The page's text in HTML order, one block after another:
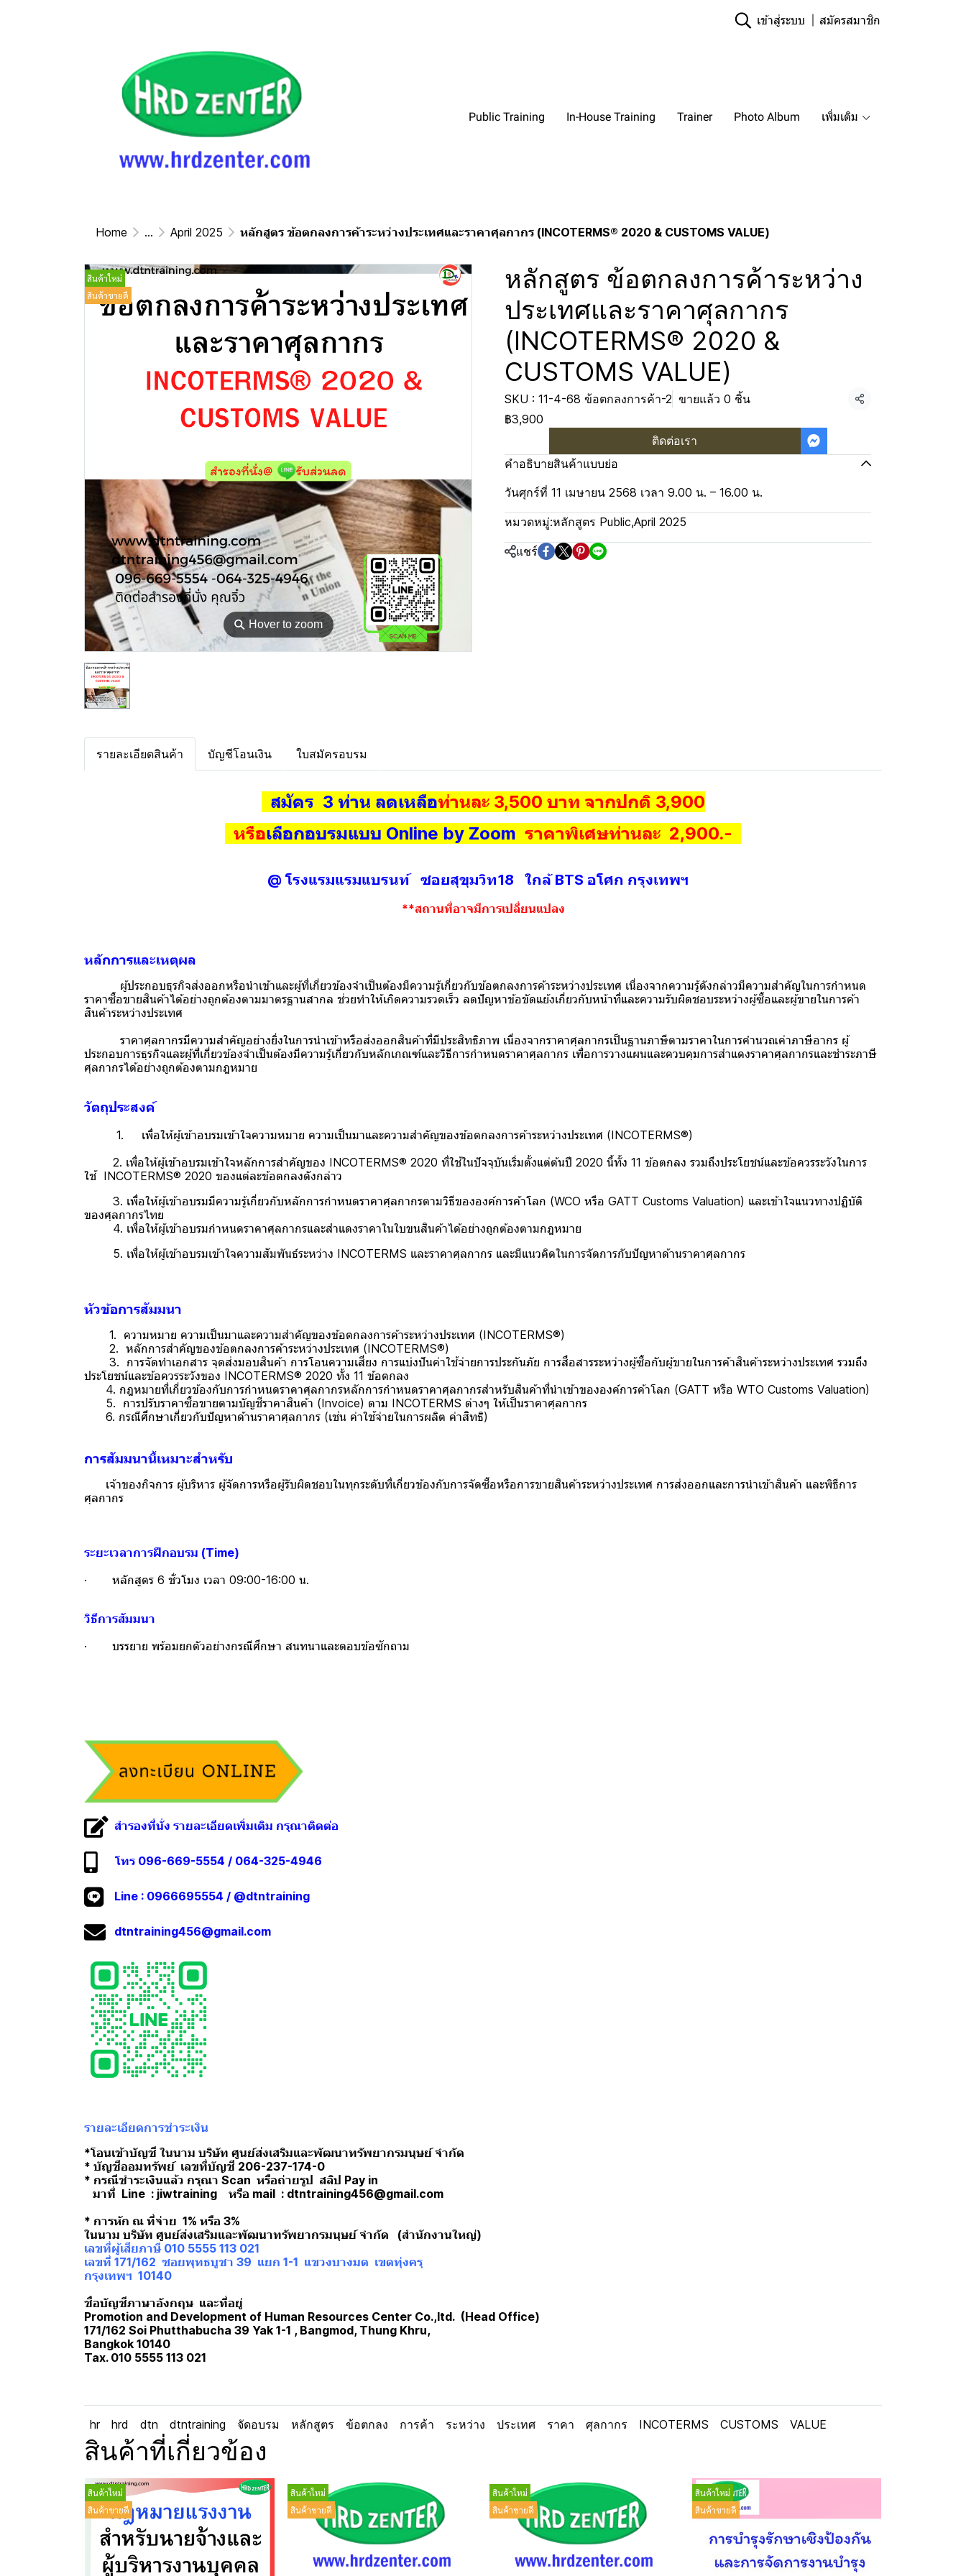
เข้าสู่ระบบ สมัครสมาชิก
Public Training In-House Training Trainer Photo Album เพิ่มเติม
Home ... April 2025 หลักสูตร ข้อตกลงการค้าระหว่างประเทศและราคาศุลกากร (INCOTERMS® 2020 & CUSTOMS VALUE)
⚲ Hover to zoom
สินค้าใหม่
สินค้าขายดี
หลักสูตร ข้อตกลงการค้าระหว่าง
ประเทศและราคาศุลกากร
(INCOTERMS® 2020 &
CUSTOMS VALUE)
SKU : 11-4-68 ข้อตกลงการค้า-2 ขายแล้ว 0 ชิ้น แชร์
฿3,900
ติดต่อเรา
คำอธิบายสินค้าแบบย่อ
วันศุกร์ที่ 11 เมษายน 2568 เวลา 9.00 น. – 16.00 น.
หมวดหมู่:หลักสูตร Public,April 2025
แชร์
รายละเอียดสินค้า บัญชีโอนเงิน ใบสมัครอบรม
สมัคร 3 ท่าน ลดเหลือท่านละ 3,500 บาท จากปกติ 3,900
หรือเลือกอบรมแบบ Online by Zoom ราคาพิเศษท่านละ 2,900.-
@ โรงแรมแรมแบรนท์ ซอยสุขุมวิท18 ใกล้ BTS อโศก กรุงเทพฯ
**สถานที่อาจมีการเปลี่ยนแปลง
หลักการและเหตุผล
ผู้ประกอบธุรกิจส่งออกหรือนำเข้าและผู้ที่เกี่ยวข้องจำเป็นต้องมีความรู้เกี่ยวกับข้อตกลงการค้าระหว่างประเทศ เนื่องจากความรู้ดังกล่าวมีความสำคัญในการกำหนด
ราคาซื้อขายสินค้าได้อย่างถูกต้องตามมาตรฐานสากล ช่วยทำให้เกิดความรวดเร็ว ลดปัญหาข้อขัดแย้งเกี่ยวกับหน้าที่และความรับผิดชอบระหว่างผู้ซื้อและผู้ขายในการค้า
สินค้าระหว่างประเทศ
ราคาศุลกากรมีความสำคัญอย่างยิ่งในการนำเข้าหรือส่งออกสินค้าที่มีประสิทธิภาพ เนื่องจากราคาศุลกากรเป็นฐานภาษีตามราคาในการคำนวณค่าภาษีอากร ผู้
ประกอบการธุรกิจและผู้ที่เกี่ยวข้องจำเป็นต้องมีความรู้เกี่ยวกับหลักเกณฑ์และวิธีการกำหนดราคาศุลกากร เพื่อการวางแผนและควบคุมการสำแดงราคาศุลกากรและชำระภาษี
ศุลกากรได้อย่างถูกต้องตามกฎหมาย
วัตถุประสงค์
1. เพื่อให้ผู้เข้าอบรมเข้าใจความหมาย ความเป็นมาและความสำคัญของข้อตกลงการค้าระหว่างประเทศ (INCOTERMS®)
2. เพื่อให้ผู้เข้าอบรมเข้าใจหลักการสำคัญของ INCOTERMS® 2020 ที่ใช้ในปัจจุบันเริ่มตั้งแต่ต้นปี 2020 นี้ทั้ง 11 ข้อตกลง รวมถึงประโยชน์และข้อควรระวังในการ
ใช้ INCOTERMS® 2020 ของแต่ละข้อตกลงดังกล่าว
3. เพื่อให้ผู้เข้าอบรมมีความรู้เกี่ยวกับหลักการกำหนดราคาศุลกากรตามวิธีขององค์การค้าโลก (WCO หรือ GATT Customs Valuation) และเข้าใจแนวทางปฏิบัติ
ของศุลกากรไทย
4. เพื่อให้ผู้เข้าอบรมกำหนดราคาศุลกากรและสำแดงราคาในใบขนสินค้าได้อย่างถูกต้องตามกฎหมาย
5. เพื่อให้ผู้เข้าอบรมเข้าใจความสัมพันธ์ระหว่าง INCOTERMS และราคาศุลกากร และมีแนวคิดในการจัดการกับปัญหาด้านราคาศุลกากร
หัวข้อการสัมมนา
1. ความหมาย ความเป็นมาและความสำคัญของข้อตกลงการค้าระหว่างประเทศ (INCOTERMS®)
2. หลักการสำคัญของข้อตกลงการค้าระหว่างประเทศ (INCOTERMS®)
3. การจัดทำเอกสาร จุดส่งมอบสินค้า การโอนความเสี่ยง การแบ่งปันค่าใช้จ่ายการประกันภัย การสื่อสารระหว่างผู้ซื้อกับผู้ขายในการค้าสินค้าระหว่างประเทศ รวมถึง
ประโยชน์และข้อควรระวังของ INCOTERMS® 2020 ทั้ง 11 ข้อตกลง
4. กฎหมายที่เกี่ยวข้องกับการกำหนดราคาศุลกากรหลักการกำหนดราคาศุลกากรสำหรับสินค้าที่นำเข้าขององค์การค้าโลก (GATT หรือ WTO Customs Valuation)
5. การปรับราคาซื้อขายตามบัญชีราคาสินค้า (Invoice) ตาม INCOTERMS ต่างๆ ให้เป็นราคาศุลกากร
6. กรณีศึกษาเกี่ยวกับปัญหาด้านราคาศุลกากร (เช่น ค่าใช้จ่ายในการผลิต ค่าสิทธิ)
การสัมมนานี้เหมาะสำหรับ
เจ้าของกิจการ ผู้บริหาร ผู้จัดการหรือผู้รับผิดชอบในทุกระดับที่เกี่ยวข้องกับการจัดซื้อหรือการขายสินค้าระหว่างประเทศ การส่งออกและการนำเข้าสินค้า และพิธีการ
ศุลกากร
ระยะเวลาการฝึกอบรม (Time)
· หลักสูตร 6 ชั่วโมง เวลา 09:00-16:00 น.
วิธีการสัมมนา
· บรรยาย พร้อมยกตัวอย่างกรณีศึกษา สนทนาและตอบข้อซักถาม
สำรองที่นั่ง รายละเอียดเพิ่มเติม กรุณาติดต่อ
โทร 096-669-5554 / 064-325-4946
Line : 0966695554 / @dtntraining
dtntraining456@gmail.com
รายละเอียดการชำระเงิน
*โอนเข้าบัญชี ในนาม บริษัท ศูนย์ส่งเสริมและพัฒนาทรัพยากรมนุษย์ จำกัด
* บัญชีออมทรัพย์ เลขที่บัญชี 206-237-174-0
* กรณีชำระเงินแล้ว กรุณา Scan หรือถ่ายรูป สลิป Pay in
มาที่ Line : jiwtraining หรือ mail : dtntraining456@gmail.com
* การหัก ณ ที่จ่าย 1% หรือ 3%
ในนาม บริษัท ศูนย์ส่งเสริมและพัฒนาทรัพยากรมนุษย์ จำกัด (สำนักงานใหญ่)
เลขที่ผู้เสียภาษี 010 5555 113 021
เลขที่ 171/162 ซอยพุทธบูชา 39 แยก 1-1 แขวงบางมด เขตทุ่งครุ
กรุงเทพฯ 10140
ชื่อบัญชีภาษาอังกฤษ และที่อยู่
Promotion and Development of Human Resources Center Co.,ltd. (Head Office)
171/162 Soi Phutthabucha 39 Yak 1-1 , Bangmod, Thung Khru,
Bangkok 10140
Tax. 010 5555 113 021
hr hrd dtn dtntraining จัดอบรม หลักสูตร ข้อตกลง การค้า ระหว่าง ประเทศ ราคา ศุลกากร INCOTERMS CUSTOMS VALUE
สินค้าที่เกี่ยวข้อง
สินค้าใหม่
สินค้าขายดี
สินค้าใหม่
สินค้าขายดี
สินค้าใหม่
สินค้าขายดี
สินค้าใหม่
สินค้าขายดี